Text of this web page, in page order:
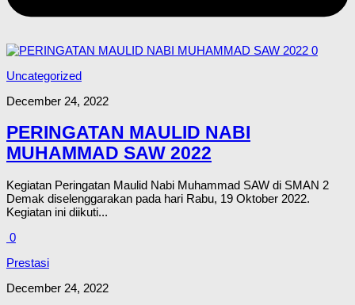
0
Uncategorized
December 24, 2022
PERINGATAN MAULID NABI
MUHAMMAD SAW 2022
Kegiatan Peringatan Maulid Nabi Muhammad SAW di SMAN 2
Demak diselenggarakan pada hari Rabu, 19 Oktober 2022.
Kegiatan ini diikuti...
0
Prestasi
December 24, 2022